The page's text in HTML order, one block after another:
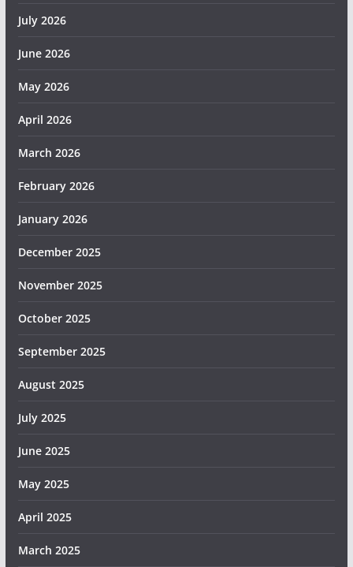
July 2026
June 2026
May 2026
April 2026
March 2026
February 2026
January 2026
December 2025
November 2025
October 2025
September 2025
August 2025
July 2025
June 2025
May 2025
April 2025
March 2025